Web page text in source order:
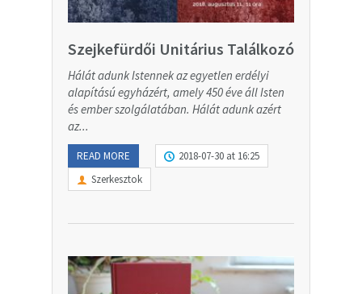
Szejkefürdői Unitárius Találkozó
Hálát adunk Istennek az egyetlen erdélyi
alapítású egyházért, amely 450 éve áll Isten
és ember szolgálatában. Hálát adunk azért
az...
READ MORE
2018-07-30 at 16:25
Szerkesztok